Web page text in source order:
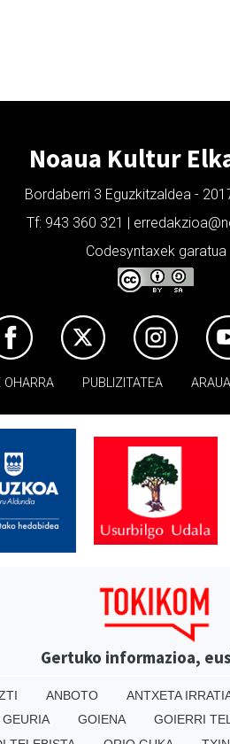
Noaua Kultur
Bordaberri 3 Eguzkitzaldea -
Tf: 943 360 321 |
Codesyntaxek garatua
OHARRA PUBLIZITATEA
Gertuko informazioa,
ANBOTO ANTXETA
GEURIA GOIENA GOIERRI